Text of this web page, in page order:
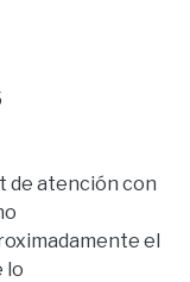
de atención con
el
lo